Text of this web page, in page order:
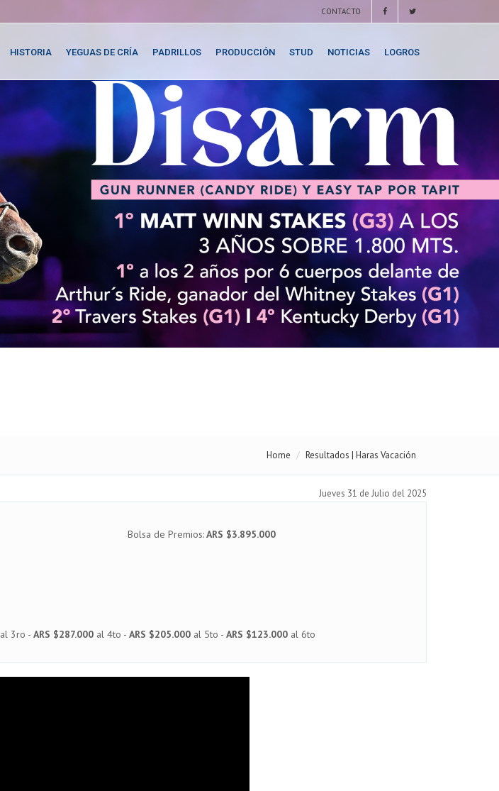
CONTACTO
HISTORIA YEGUAS DE CRÍA PADRILLOS PRODUCCIÓN STUD NOTICIAS LOGROS
Home Resultados | Haras Vacación
Jueves 31 de Julio del 2025
Bolsa de Premios:ARS $3.895.000
al 3ro - ARS $287.000 al 4to - ARS $205.000 al 5to - ARS $123.000 al 6to